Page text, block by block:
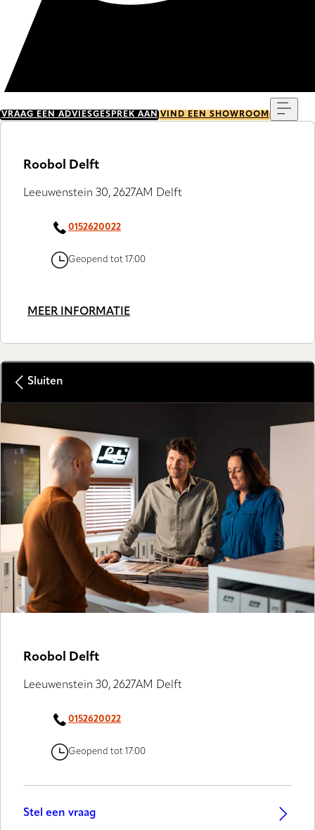
VRAAG EEN ADVIESGESPREK AAN VIND EEN SHOWROOM
Roobol Delft
Leeuwenstein 30, 2627AM Delft
0152620022
Geopend tot 17:00
MEER INFORMATIE
Sluiten
Roobol Delft
Leeuwenstein 30, 2627AM Delft
0152620022
Geopend tot 17:00
Stel een vraag